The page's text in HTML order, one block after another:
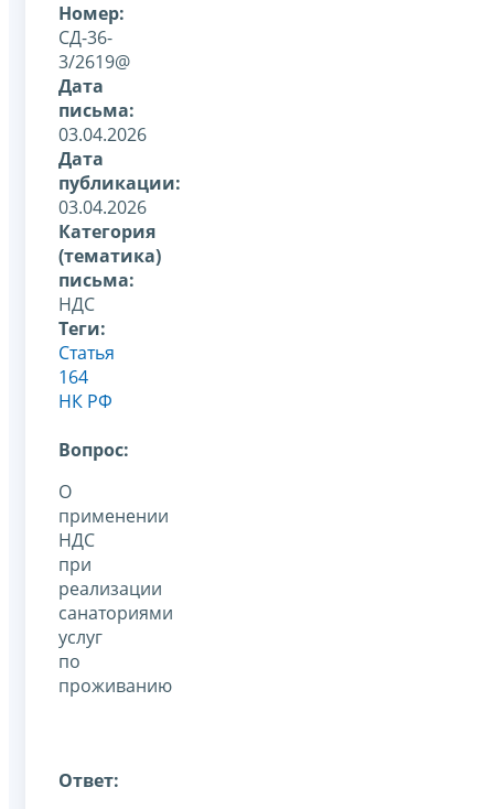
Номер:
СД-36-
3/2619@
Дата
письма:
03.04.2026
Дата
публикации:
03.04.2026
Категория
(тематика)
письма:
НДС
Теги:
Статья
164
НК РФ
Вопрос:
О
применении
НДС
при
реализации
санаториями
услуг
по
проживанию
Ответ: